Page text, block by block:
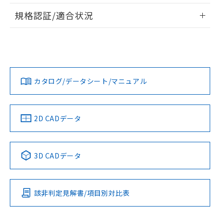
ログイン/会員登録
ダウンロードデータをご利用いただく前に、以下を必ずお読
みください。
ソフトウェアの使用条件
EU RoHS 注意事項・凡例
対応済み
中国 RoHS 注意事項・凡例
Pb Hg Cd Cr(VI)
O
規格認証/適合状況
カタログ/データシート/マニュアル
2D CADデータ
3D CADデータ
該非判定見解書/項目別対比表